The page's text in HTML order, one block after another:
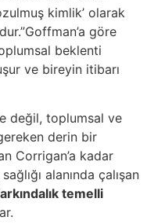
kimlik’ olarak
göre
beklenti
ve bireyin itibarı
değil, toplumsal ve
derin bir
Corrigan’a kadar
alanında çalışan
temelli